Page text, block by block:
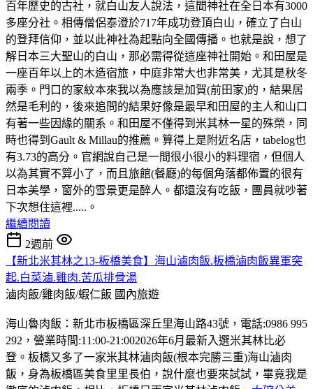
百年歷史的古社，就白山友人說法，這間神社在全日本有3000
多座分社。相傳僧侶泰澄於717年成功登頂白山，確立了白山
的登拜信仰，並以此神社為起點向全國傳播。也就是說，想了
解日本三大聖山的白山，那必需得從這座神社開始。和田屋是
一座百年以上的木造宿旅，中庭非常大也非常美，尤其是秋冬
兩季。門口的家紋本來我以為應該是加賀(前田家)的，結果居
然是毛利的，後來追問的結果好像是最早和田屋的主人和山口
有著一些因緣的關系。和田屋不僅得到米其林一星的殊榮，同
時也得到Gault & Millau的推薦。算得上是附近名店，tabelog也
有3.73的高分。官網說自己是一間很小很小的料理宿，但個人
以為其實不算小了，而且旅館(餐廳)的每個角落都佈置的很有
日本美學，窗外的雪景更是醉人。都還沒有吃飯，團員就吵著
下次想住這裡.....。
繼續閱讀
2週前
【新北米其林之13-板橋美食】海山滷肉飯.板橋滷肉飯異軍突
起.白菜滷.雞肉.苦瓜排骨湯
滷肉飯/雞肉飯/蝦仁飯 國內旅遊
海山魯肉飯：新北市板橋區深丘里海山路43號，電話:0986 995
292，營業時間:11:00-21:002026年6月最新入選米其林比必
登。板橋又多了一家米其林滷肉飯(根本完勝三重)海山滷肉
飯，身為板橋區美食里里長伯，說什麼也要來試試，畢竟我是